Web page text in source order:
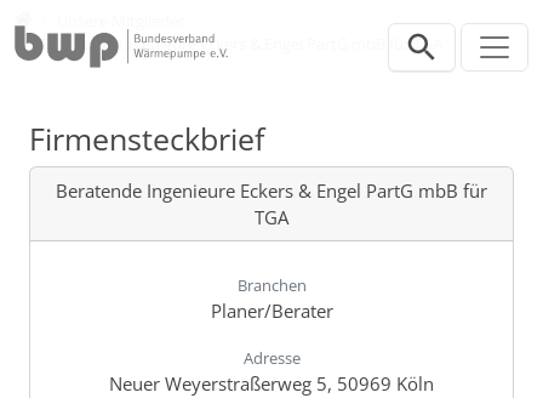
Beratende Ingenieure Eckers & Engel PartG mbB für TGA
Firmensteckbrief
Beratende Ingenieure Eckers & Engel PartG mbB für
TGA
Branchen
Planer/Berater
Adresse
Neuer Weyerstraßerweg 5, 50969 Köln